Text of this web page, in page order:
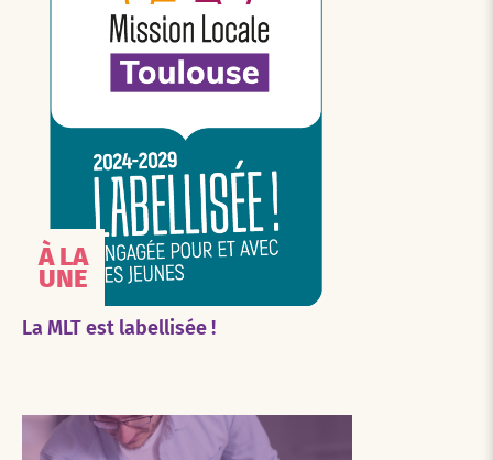
À LA
UNE
La MLT est labellisée !